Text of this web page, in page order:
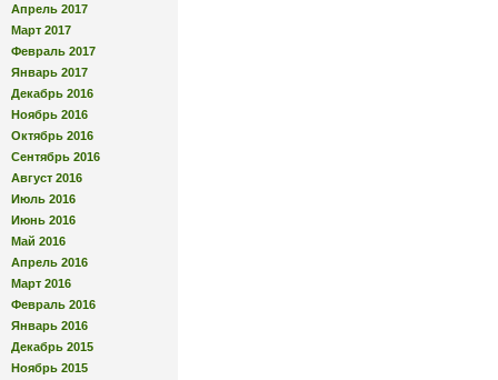
Апрель 2017
Март 2017
Февраль 2017
Январь 2017
Декабрь 2016
Ноябрь 2016
Октябрь 2016
Сентябрь 2016
Август 2016
Июль 2016
Июнь 2016
Май 2016
Апрель 2016
Март 2016
Февраль 2016
Январь 2016
Декабрь 2015
Ноябрь 2015